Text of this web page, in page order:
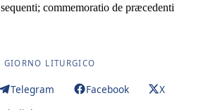
commemoratio de præcedenti
LITURGICO
Telegram Facebook
X